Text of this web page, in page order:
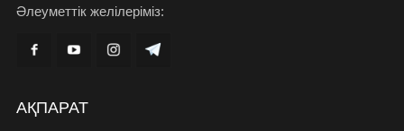
Әлеуметтік желілеріміз:
АҚПАРАТ